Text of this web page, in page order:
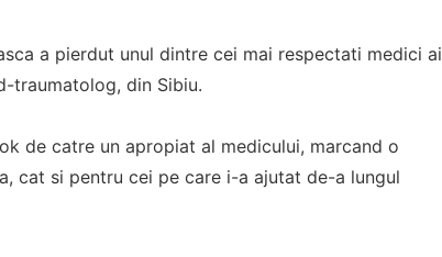
a pierdut unul dintre cei mai respectati medici ai
traumatolog, din Sibiu.
de catre un apropiat al medicului, marcand o
cat si pentru cei pe care i-a ajutat de-a lungul